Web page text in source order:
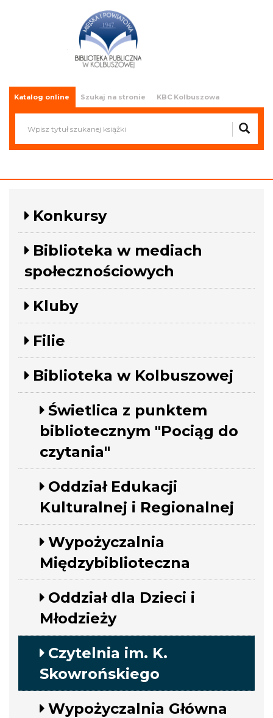
Miejska i Powiatowa Biblioteka
Publiczna w Kolbuszowej
Katalog online Szukaj na stronie KBC Kolbuszowa
Konkursy
Biblioteka w mediach
społecznościowych
Kluby
Filie
Biblioteka w Kolbuszowej
Świetlica z punktem
bibliotecznym "Pociąg do
czytania"
Oddział Edukacji
Kulturalnej i Regionalnej
Wypożyczalnia
Międzybiblioteczna
Oddział dla Dzieci i
Młodzieży
Czytelnia im. K.
Skowrońskiego
Wypożyczalnia Główna